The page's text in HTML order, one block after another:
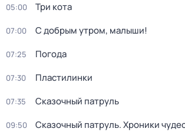
05:00 Три кота
07:00 С добрым утром, малыши!
07:25 Погода
07:30 Пластилинки
07:35 Сказочный патруль
09:50 Сказочный патруль. Хроники